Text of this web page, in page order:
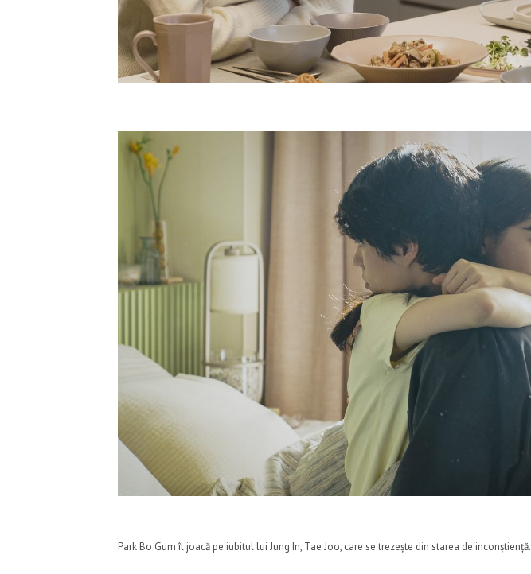
Park Bo Gum îl joacă pe iubitul lui Jung In, Tae Joo, care se trezește din starea de inconștiență.